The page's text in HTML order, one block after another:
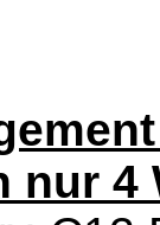
nur 4